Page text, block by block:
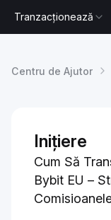
Tranzacționează
Centru de Ajutor
Inițiere
Cum Să
Bybit EU –